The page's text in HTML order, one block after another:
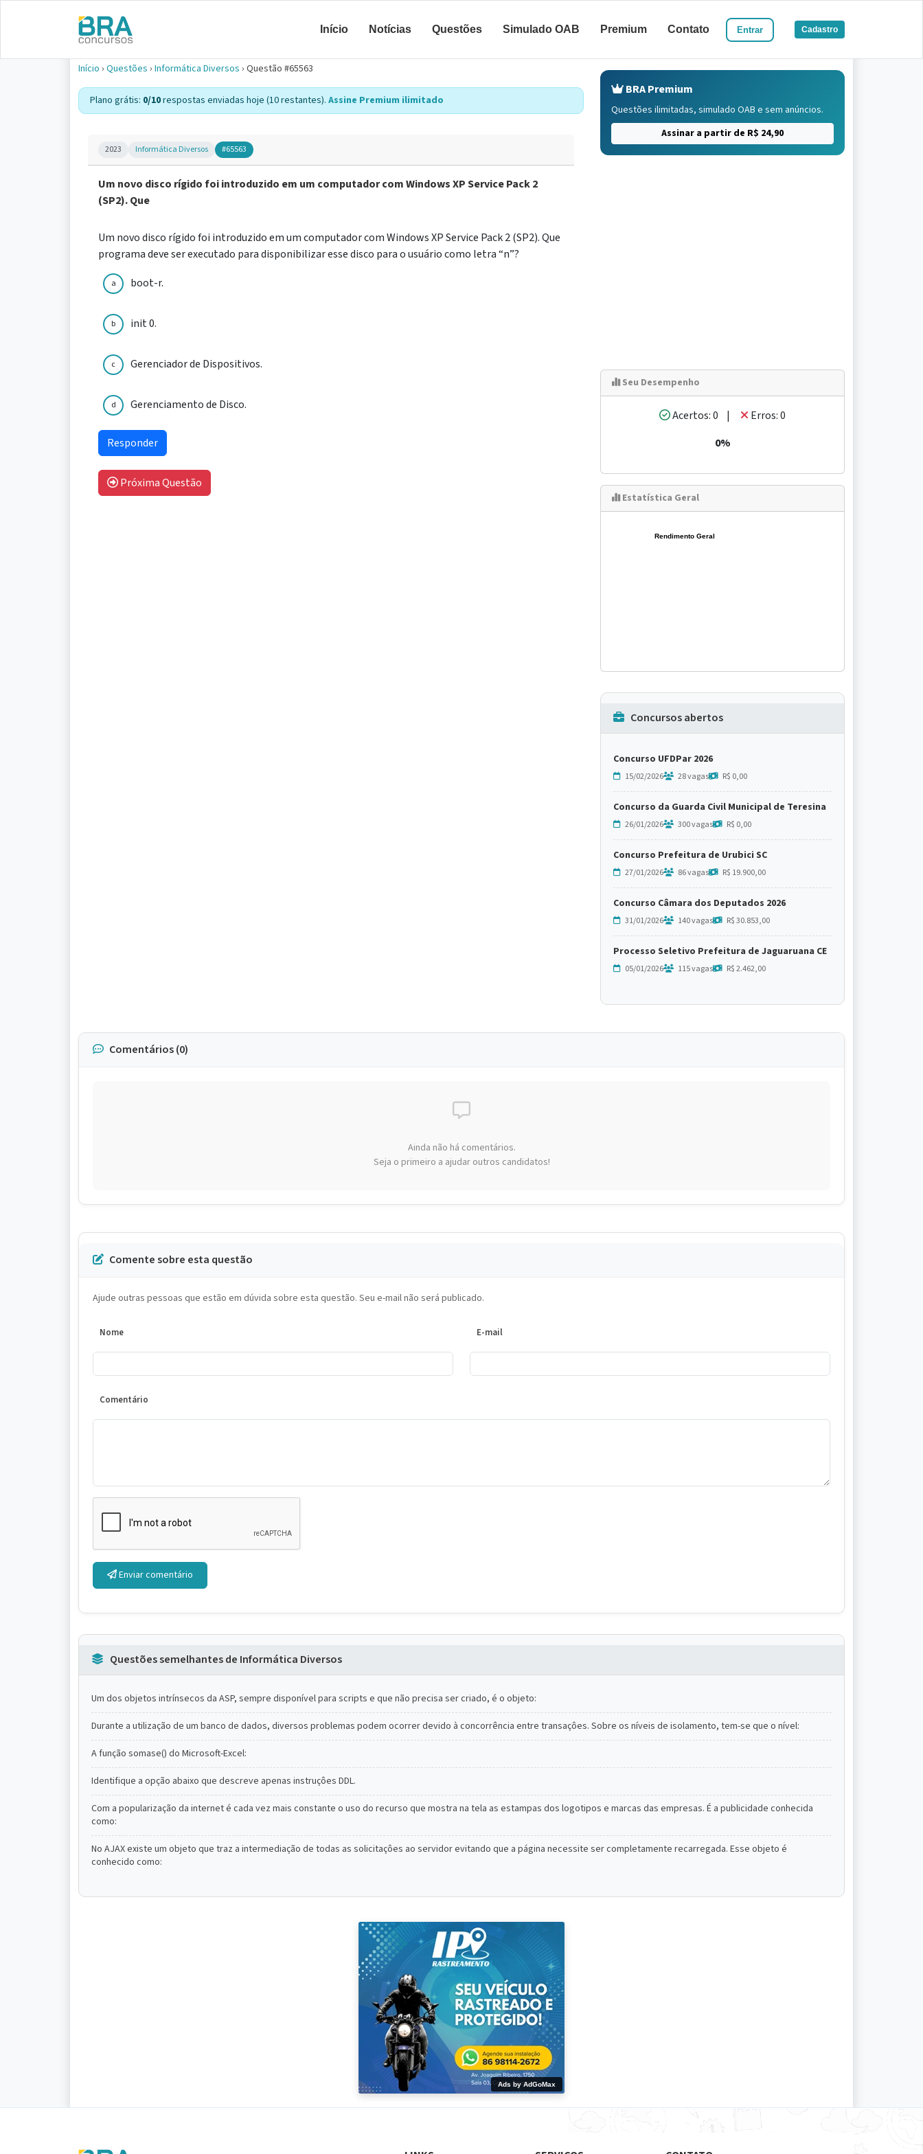
Início Notícias Questões Simulado OAB Premium Contato Entrar Cadastro
Início › Questões › Informática Diversos › Questão #65563
Plano grátis: 0/10respostas enviadas hoje (10 restantes). Assine Premium ilimitado
2023 Informática Diversos #65563
Um novo disco rígido foi introduzido em um computador com Windows XP Service Pack 2
(SP2). Que
Um novo disco rígido foi introduzido em um computador com Windows XP Service Pack 2 (SP2). Que
programa deve ser executado para disponibilizar esse disco para o usuário como letra “n”?
a boot-r.
b init 0.
c Gerenciador de Dispositivos.
d Gerenciamento de Disco.
Próxima Questão
BRA Premium
Questões ilimitadas, simulado OAB e sem anúncios.
Assinar a partir de R$ 24,90
Seu Desempenho
Acertos: 0 |
Erros: 0
0%
Estatística Geral
Rendimento Geral
Concursos abertos
Concurso UFDPar 2026
15/02/2026 28 vagas R$ 0,00
Concurso da Guarda Civil Municipal de Teresina
26/01/2026 300 vagas R$ 0,00
Concurso Prefeitura de Urubici SC
27/01/2026 86 vagas R$ 19.900,00
Concurso Câmara dos Deputados 2026
31/01/2026 140 vagas R$ 30.853,00
Processo Seletivo Prefeitura de Jaguaruana CE
05/01/2026 115 vagas R$ 2.462,00
Comentários (0)
Ainda não há comentários.
Seja o primeiro a ajudar outros candidatos!
Comente sobre esta questão
Ajude outras pessoas que estão em dúvida sobre esta questão. Seu e-mail não será publicado.
Nome E-mail
Comentário
Enviar comentário
Questões semelhantes de Informática Diversos
Um dos objetos intrínsecos da ASP, sempre disponível para scripts e que não precisa ser criado, é o objeto:
Durante a utilização de um banco de dados, diversos problemas podem ocorrer devido à concorrência entre transaçôes. Sobre os níveis de isolamento, tem-se que o nível:
A função somase() do Microsoft-Excel:
Identifique a opção abaixo que descreve apenas instruçôes DDL.
Com a popularização da internet é cada vez mais constante o uso do recurso que mostra na tela as estampas dos logotipos e marcas das empresas. É a publicidade conhecida
como:
No AJAX existe um objeto que traz a intermediação de todas as solicitaçôes ao servidor evitando que a página necessite ser completamente recarregada. Esse objeto é
conhecido como:
Ads by AdGoMax